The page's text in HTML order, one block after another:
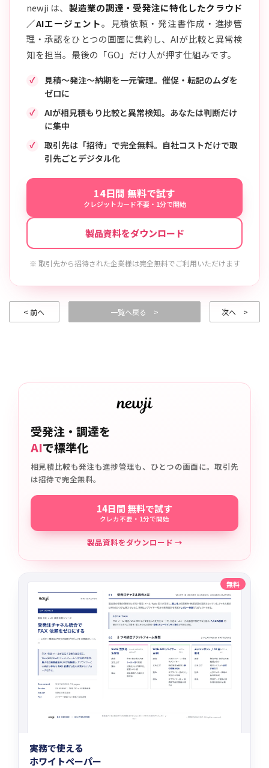
newji は、 製造業の調達・受発注に特化したクラウド
／AIエージェント。見積依頼・発注書作成・進捗管
理・承認をひとつの画面に集約し、AIが比較と異常検
知を担当。最後の「GO」だけ人が押す仕組みです。
見積〜発注〜納期を一元管理。催促・転記のムダを
ゼロに
AIが相見積もり比較と異常検知。あなたは判断だけ
に集中
取引先は「招待」で完全無料。自社コストだけで取
引先ごとデジタル化
14日間 無料で試す
クレジットカード不要・1分で開始
製品資料をダウンロード
※ 取引先から招待された企業様は完全無料でご利用いただけます
< 前へ 一覧へ戻る > 次へ >
受発注・調達を
AIで標準化
相見積比較も発注も進捗管理も、ひとつの画面に。取引先
は招待で完全無料。
14日間 無料で試す
クレカ不要・1分で開始
製品資料をダウンロード →
無料
実務で使える
ホワイトペーパー